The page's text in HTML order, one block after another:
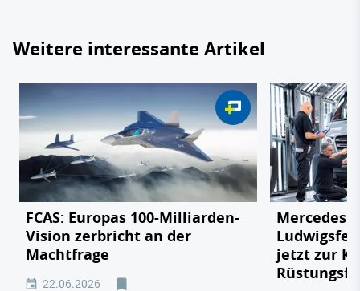
Weitere interessante Artikel
FCAS: Europas 100-Milliarden-
Vision zerbricht an der
Machtfrage
22.06.2026
Mercedes
jetzt zur